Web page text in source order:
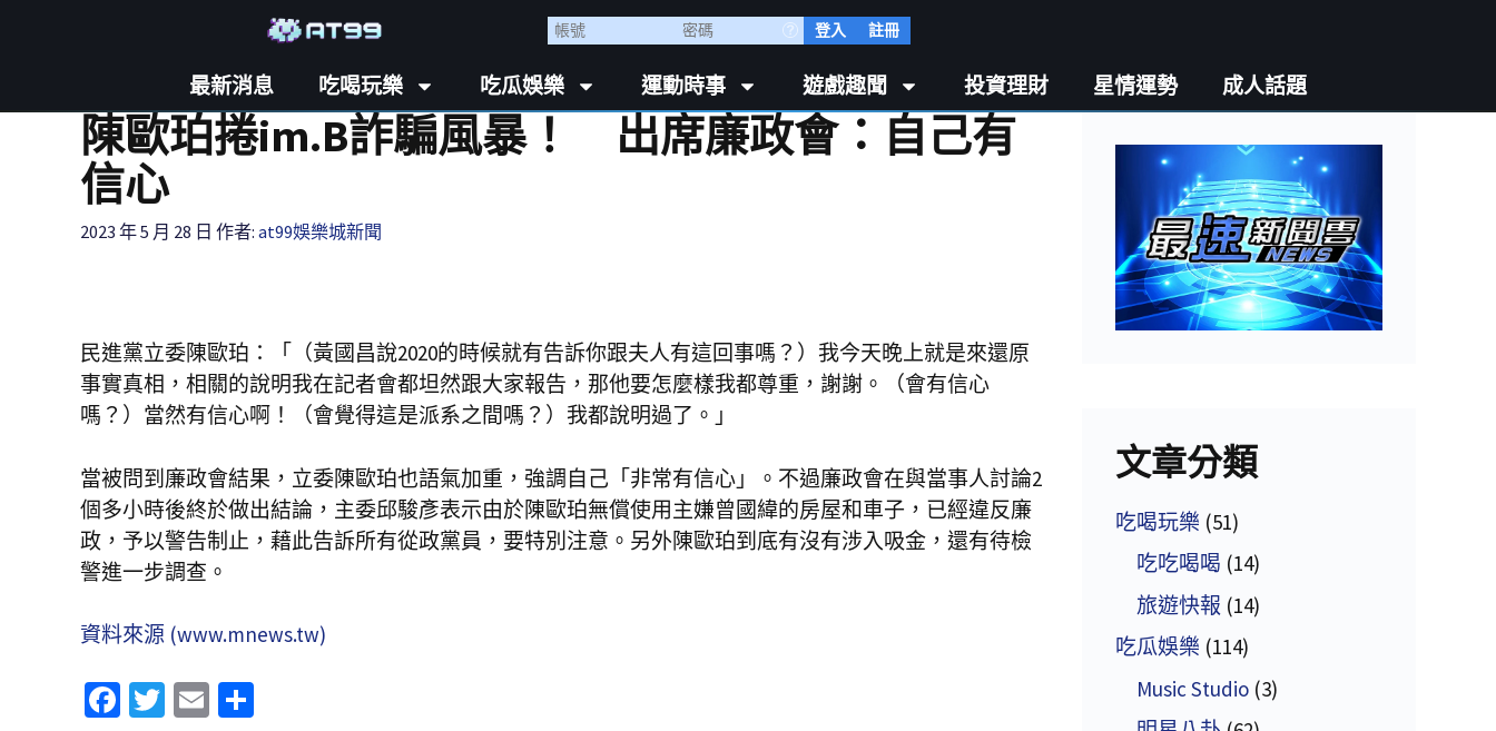
登入 註冊
最新消息 吃喝玩樂 吃瓜娛樂 運動時事 遊戲趣聞 投資理財 星情運勢 成人話題
陳歐珀捲im.B詐騙風暴！ 出席廉政會：自己有
信心
2023 年 5 月 28 日 作者: at99娛樂城新聞
民進黨立委陳歐珀：「（黃國昌說2020的時候就有告訴你跟夫人有這回事嗎？）我今天晚上就是來還原
事實真相，相關的說明我在記者會都坦然跟大家報告，那他要怎麼樣我都尊重，謝謝。（會有信心
嗎？）當然有信心啊！（會覺得這是派系之間嗎？）我都說明過了。」
當被問到廉政會結果，立委陳歐珀也語氣加重，強調自己「非常有信心」。不過廉政會在與當事人討論2
個多小時後終於做出結論，主委邱駿彥表示由於陳歐珀無償使用主嫌曾國緯的房屋和車子，已經違反廉
政，予以警告制止，藉此告訴所有從政黨員，要特別注意。另外陳歐珀到底有沒有涉入吸金，還有待檢
警進一步調查。
資料來源 (www.mnews.tw)
Fa T
E
文章分類
吃喝玩樂 (51)
吃吃喝喝 (14)
旅遊快報 (14)
吃瓜娛樂 (114)
Music Studio (3)